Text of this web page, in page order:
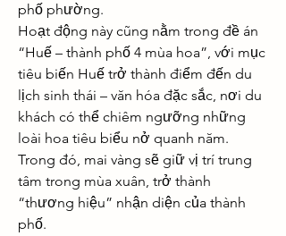
phố phường.
Hoạt động này cũng nằm trong đề án
“Huế – thành phố 4 mùa hoa”, với mục
tiêu biến Huế trở thành điểm đến du
lịch sinh thái – văn hóa đặc sắc, nơi du
khách có thể chiêm ngưỡng những
loài hoa tiêu biểu nở quanh năm.
Trong đó, mai vàng sẽ giữ vị trí trung
tâm trong mùa xuân, trở thành
“thương hiệu” nhận diện của thành
phố.